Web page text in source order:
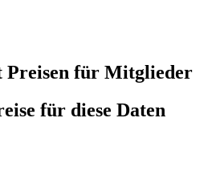
Preisen für Mitglieder
für diese Daten